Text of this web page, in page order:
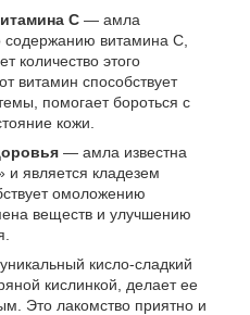
C — амла
витамина C,
количество этого
витамин способствует
помогает бороться с
кожи.
— амла известна
и является кладезем
омоложению
веществ и улучшению
кисло-сладкий
кислинкой, делает ее
Это лакомство приятно и